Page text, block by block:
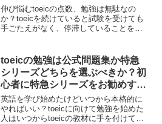
の法則）
伸び悩むtoeicの点数、勉強は無駄なの
か？toeicを続けていると試験を受けても
手ごたえがなく、停滞していることを自
のかな、英語の才能が無くてここか...
toeicの勉強は公式問題集か特急
シリーズどちらを選ぶべきか？初
心者に特急シリーズをお勧めする
理由
英語を学び始めたけどいつから本格的に
やればいい？toeicに向けて勉強を始めた
人はいつからtoeicの教材に手を付けてい